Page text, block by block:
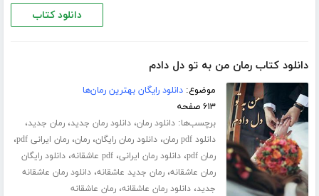
دانلود کتاب
دانلود کتاب رمان من به تو دل دادم
موضوع:دانلود رایگان بهترین رمان‌ها
۶۱۳ صفحه
برچسب‌ها:دانلود رمان،دانلود رمان جدید،رمان جدید،
دانلود pdf رمان ،دانلود رمان رایگان،رمان،رمان ایرانی pdf ،
رمان pdf ،دانلود رمان ایرانی،pdf عاشقانه ،دانلود رایگان
رمان عاشقانه،رمان جدید عاشقانه،دانلود رمان عاشقانه
جدید،دانلود رمان عاشقانه،رمان عاشقانه